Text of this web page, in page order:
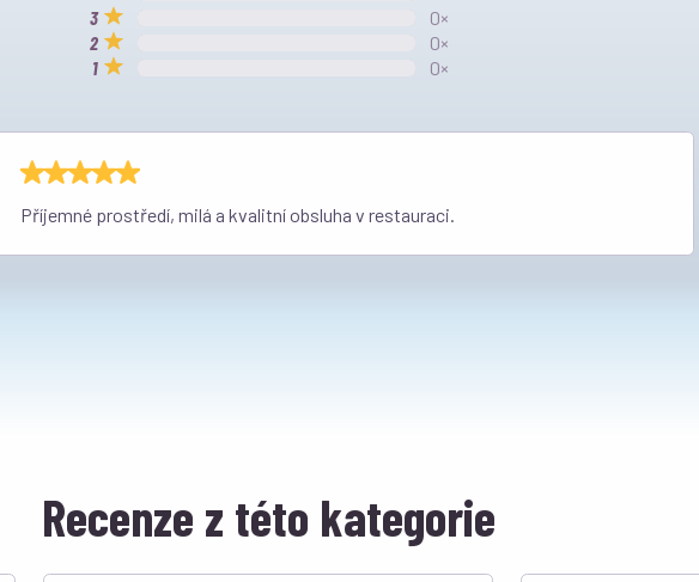
0×
0×
0×
Příjemné prostředí, milá a kvalitní obsluha v restauraci.
Recenze z této kategorie